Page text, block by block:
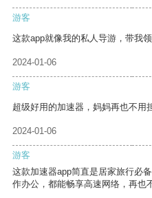
游客
这款app就像我的私人导游，带我
2024-01-06
游客
超级好用的加速器，妈妈再也不用
2024-01-06
游客
这款加速器app简直是居家旅行必
作办公，都能畅享高速网络，再也